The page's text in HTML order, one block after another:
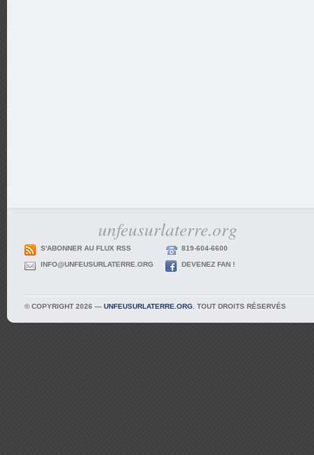
unfeusurlaterre.org
S'ABONNER AU FLUX RSS 819-604-6600
INFO@UNFEUSURLATERRE.ORG DEVENEZ FAN !
© COPYRIGHT 2026 — UNFEUSURLATERRE.ORG . TOUT DROITS RÉSERVÉS